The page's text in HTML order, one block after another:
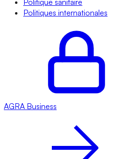
Politique sanitaire
Politiques internationales
AGRA Business